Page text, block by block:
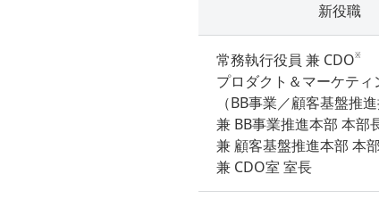
新役職
常務執行役員 兼 CDO※
プロダクト＆マーケティ
（BB事業／顧客基盤推進
兼 BB事業推進本部 本部
兼 顧客基盤推進本部 本
兼 CDO室 室長